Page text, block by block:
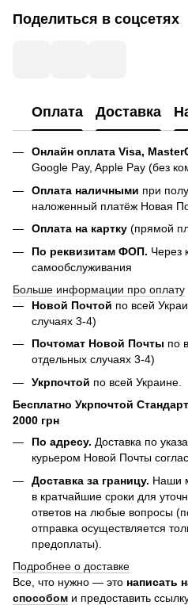
Поделиться в соцсетях
Оплата Доставка
Онлайн оплата Visa,
Google Pay, Apple Pay (без
Оплата наличными при
наложенный платёж Новая
Оплата на картку (прямой
По реквизитам ФОП. Через
самообслуживания
Больше информации про оплату
Новой Почтой по всей
случаях 3-4)
Почтомат Новой Почты по
отдельных случаях 3-4)
Укрпочтой по всей Украине.
Бесплатно Укрпочтой
2000 грн
По адресу. Доставка по
курьером Новой Почты
Доставка за границу. Наши
в кратчайшие сроки для
ответов на любые вопросы
отправка осуществляется
предоплаты).
Подробнее о доставке
Все, что нужно — это написать
способом и предоставить